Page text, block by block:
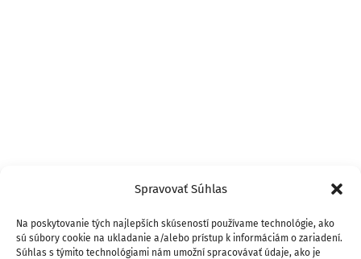
Spravovať Súhlas
Na poskytovanie tých najlepších skúseností používame technológie, ako
sú súbory cookie na ukladanie a/alebo prístup k informáciám o zariadení.
Súhlas s týmito technológiami nám umožní spracovávať údaje, ako je